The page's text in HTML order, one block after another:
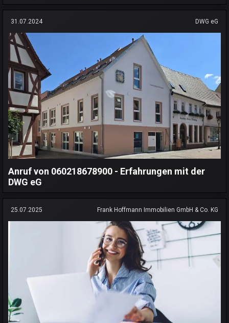
31.07.2024 DWG eG
Anruf von 060218678900 - Erfahrungen mit der
DWG eG
25.07.2025 Frank Hoffmann Immobilien GmbH & Co. KG